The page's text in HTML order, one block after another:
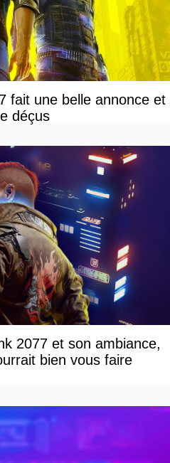
fait une belle annonce et
déçus
2077 et son ambiance,
bien vous faire